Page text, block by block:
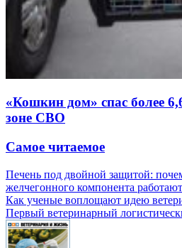
«Кошкин дом» спас более
зоне СВО
Самое читаемое
Печень под двойной защитой:
желчегонного компонента
Как ученые воплощают идею
Первый ветеринарный